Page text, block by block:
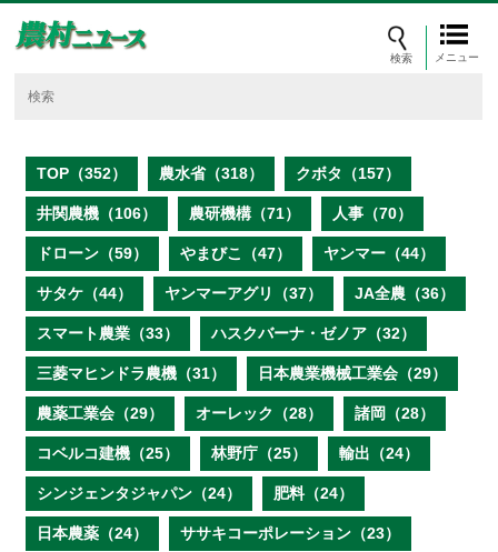
メニュー
TOP（352） 農水省（318） クボタ（157）
井関農機（106） 農研機構（71） 人事（70）
ドローン（59） やまびこ（47） ヤンマー（44）
サタケ（44） ヤンマーアグリ（37） JA全農（36）
スマート農業（33） ハスクバーナ・ゼノア（32）
三菱マヒンドラ農機（31） 日本農業機械工業会（29）
農薬工業会（29） オーレック（28） 諸岡（28）
コベルコ建機（25） 林野庁（25） 輸出（24）
シンジェンタジャパン（24） 肥料（24）
日本農薬（24） ササキコーポレーション（23）